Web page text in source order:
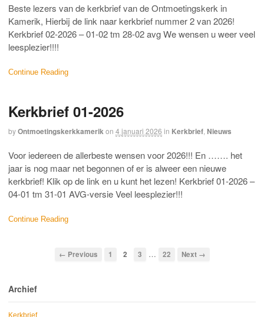
Beste lezers van de kerkbrief van de Ontmoetingskerk in
Kamerik, Hierbij de link naar kerkbrief nummer 2 van 2026!
Kerkbrief 02-2026 – 01-02 tm 28-02 avg We wensen u weer veel
leesplezier!!!!
Continue Reading
Kerkbrief 01-2026
byOntmoetingskerkkamerik on 4 januari 2026 in Kerkbrief Nieuws
Voor iedereen de allerbeste wensen voor 2026!!! En ……. het
jaar is nog maar net begonnen of er is alweer een nieuwe
kerkbrief! Klik op de link en u kunt het lezen! Kerkbrief 01-2026 –
04-01 tm 31-01 AVG-versie Veel leesplezier!!!
Continue Reading
← Previous 1 2 3 … 22 Next →
Archief
Kerkbrief